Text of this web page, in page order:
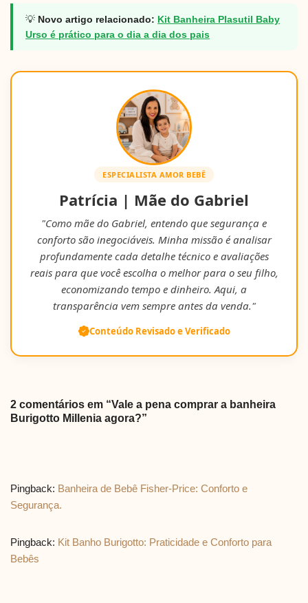
💡 Novo artigo relacionado: Kit Banheira Plasutil Baby
Urso é prático para o dia a dia dos pais
ESPECIALISTA AMOR BEBÊ
Patrícia | Mãe do Gabriel
"Como mãe do Gabriel, entendo que segurança e
conforto são inegociáveis. Minha missão é analisar
profundamente cada detalhe técnico e avaliações
reais para que você escolha o melhor para o seu filho,
economizando tempo e dinheiro. Aqui, a
transparência vem sempre antes da venda."
Conteúdo Revisado e Verificado
2 comentários em “Vale a pena comprar a banheira
Burigotto Millenia agora?”
Pingback: Banheira de Bebê Fisher-Price: Conforto e
Segurança.
Pingback: Kit Banho Burigotto: Praticidade e Conforto para
Bebês